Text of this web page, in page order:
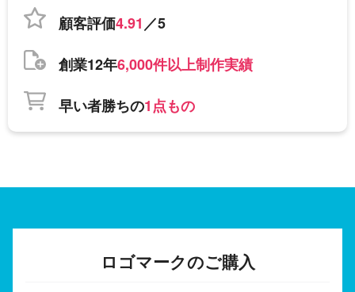
顧客評価4.91／5
創業12年6,000件以上制作実績
早い者勝ちの1点もの
ロゴマークのご購入